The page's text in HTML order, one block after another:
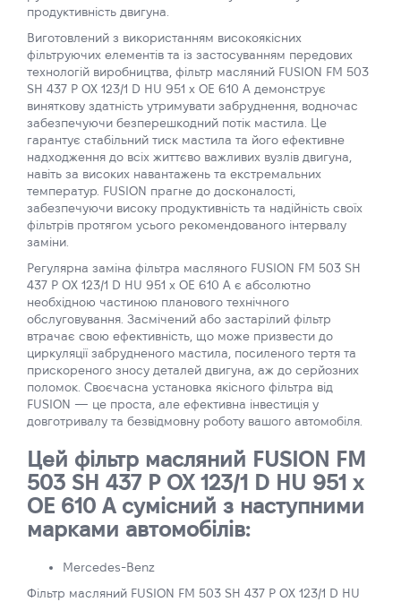
продуктивність двигуна.
Виготовлений з використанням високоякісних
фільтруючих елементів та із застосуванням передових
технологій виробництва, фільтр масляний FUSION FM 503
SH 437 P OX 123/1 D HU 951 x OE 610 A демонструє
виняткову здатність утримувати забруднення, водночас
забезпечуючи безперешкодний потік мастила. Це
гарантує стабільний тиск мастила та його ефективне
надходження до всіх життєво важливих вузлів двигуна,
навіть за високих навантажень та екстремальних
температур. FUSION прагне до досконалості,
забезпечуючи високу продуктивність та надійність своїх
фільтрів протягом усього рекомендованого інтервалу
заміни.
Регулярна заміна фільтра масляного FUSION FM 503 SH
437 P OX 123/1 D HU 951 x OE 610 A є абсолютно
необхідною частиною планового технічного
обслуговування. Засмічений або застарілий фільтр
втрачає свою ефективність, що може призвести до
циркуляції забрудненого мастила, посиленого тертя та
прискореного зносу деталей двигуна, аж до серйозних
поломок. Своєчасна установка якісного фільтра від
FUSION — це проста, але ефективна інвестиція у
довготривалу та безвідмовну роботу вашого автомобіля.
Цей фільтр масляний FUSION FM
503 SH 437 P OX 123/1 D HU 951 x
OE 610 A сумісний з наступними
марками автомобілів:
Mercedes-Benz
Фільтр масляний FUSION FM 503 SH 437 P OX 123/1 D HU